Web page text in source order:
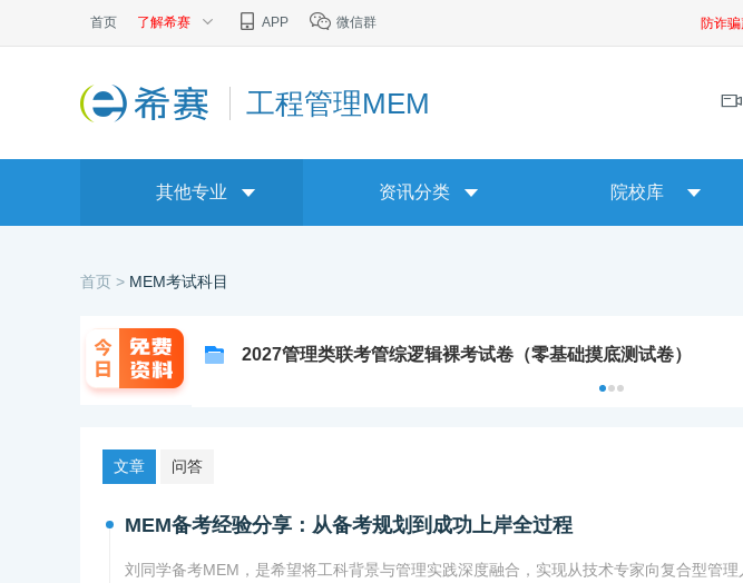
首页 了解希赛 APP 微信群 防诈骗
工程管理MEM
其他专业 资讯分类 院校库
首页 > MEM考试科目
2027管理类联考管综逻辑裸考试卷（零基础摸底测试卷）
文章 问答
MEM备考经验分享：从备考规划到成功上岸全过程
刘同学备考MEM，是希望将工科背景与管理实践深度融合，实现从技术专家向复合型管